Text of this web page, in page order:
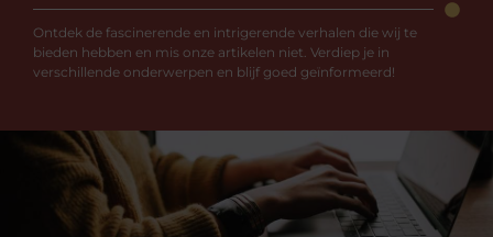
Ontdek de fascinerende en intrigerende verhalen die wij te
bieden hebben en mis onze artikelen niet. Verdiep je in
verschillende onderwerpen en blijf goed geïnformeerd!